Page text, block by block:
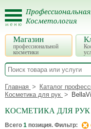
Магазин
профессиональной
косметики
Главная Каталог
Косметика для рук
КОСМЕТИКА ДЛЯ РУК
Всего 1 позиция. Фильтр: